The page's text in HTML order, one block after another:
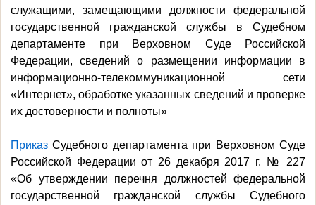
служащими, замещающими должности федеральной
государственной гражданской службы в Судебном
департаменте при Верховном Суде Российской
Федерации, сведений о размещении информации в
информационно-телекоммуникационной сети
«Интернет», обработке указанных сведений и проверке
их достоверности и полноты»
Приказ Судебного департамента при Верховном Суде
Российской Федерации от 26 декабря 2017 г. № 227
«Об утверждении перечня должностей федеральной
государственной гражданской службы Судебного